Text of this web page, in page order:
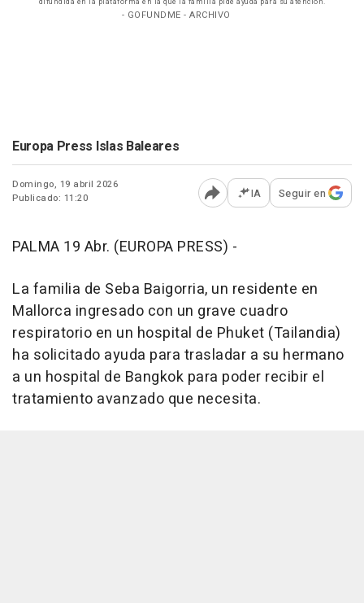
- GOFUNDME - ARCHIVO
Europa Press Islas Baleares
Domingo, 19 abril 2026
Publicado: 11:20
Abrir opciones para
IA Seguir en
PALMA 19 Abr. (EUROPA PRESS) -
La familia de Seba Baigorria, un residente en
Mallorca ingresado con un grave cuadro
respiratorio en un hospital de Phuket (Tailandia)
ha solicitado ayuda para trasladar a su hermano
a un hospital de Bangkok para poder recibir el
tratamiento avanzado que necesita.